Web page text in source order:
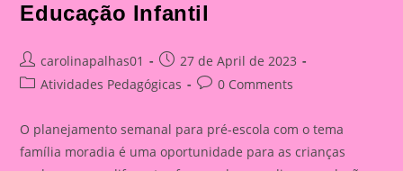
Educação Infantil
Post
author:
carolinapalhas01
Post
published:
27 de April de 2023
PostAtividades Pedagógicas
Post0 Comments
O planejamento semanal para pré-escola com o tema
família moradia é uma oportunidade para as crianças